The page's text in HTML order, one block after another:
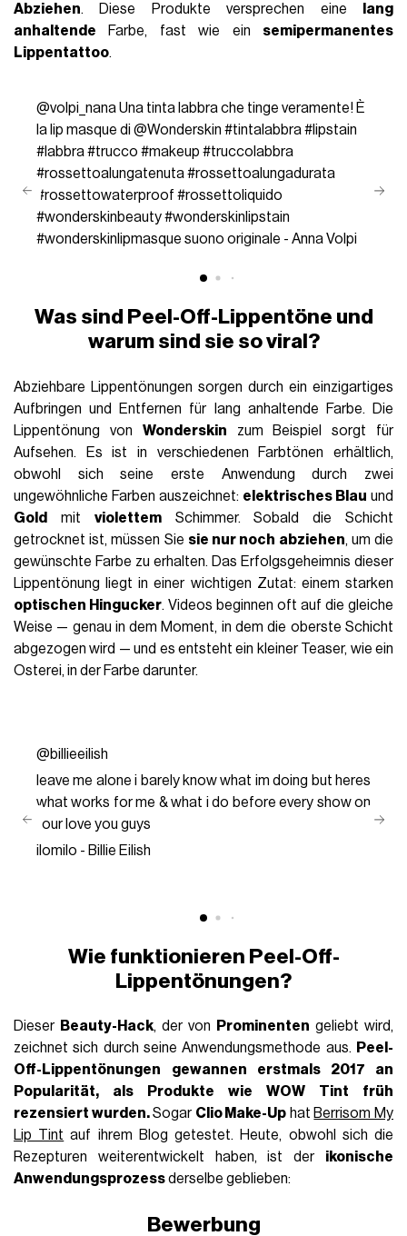
Abziehen. Diese Produkte versprechen eine
lang
anhaltende
Farbe, fast wie ein
semipermanentes
Lippentattoo.
@volpi_nanaUna tinta labbra che tinge veramente! È
la lip masque di @Wonderskin #tintalabbra#lipstain
#labbra#trucco #makeup #truccolabbra
#rossettoalungatenuta#rossettoalungadurata
#rossettowaterproof #rossettoliquido
#wonderskinbeauty#wonderskinlipstain
#wonderskinlipmasque suono originale - Anna Volpi
Was sind Peel-Off-Lippentöne und
warum sind sie so viral?
Abziehbare Lippentönungen sorgen durch ein einzigartiges
Aufbringen und Entfernen für lang anhaltende Farbe. Die
Lippentönung von Wonderskin zum Beispiel sorgt für
Aufsehen. Es ist in verschiedenen Farbtönen erhältlich,
obwohl sich seine erste Anwendung durch zwei
ungewöhnliche Farben auszeichnet: elektrisches Blau und
Gold
mit violettemSchimmer. Sobald die Schicht
getrocknet ist, müssen Sie sie nur noch abziehen, um die
gewünschte Farbe zu erhalten. Das Erfolgsgeheimnis dieser
Lippentönung liegt in einer wichtigen Zutat: einem starken
optischen Hingucker. Videos beginnen oft auf die gleiche
Weise — genau in dem Moment, in dem die oberste Schicht
abgezogen wird — und es entsteht ein kleiner Teaser, wie ein
Osterei, in der Farbe darunter.
@billieeilish
leave me alone i barely know what im doing but heres
what works for me & what i do before every show on
tour love you guys
ilomilo - Billie Eilish
Wie funktionieren Peel-Off-
Lippentönungen?
Dieser Beauty-Hack, der von Prominenten geliebt wird,
zeichnet sich durch seine Anwendungsmethode aus. Peel-
Off-Lippentönungen
gewannen erstmals 2017 an
Popularität, als Produkte wie WOW Tint früh
rezensiert wurden.Sogar Clio Make-Up hat Berrisom My
Lip Tint auf ihrem Blog getestet. Heute, obwohl sich die
Rezepturen weiterentwickelt haben, ist der ikonische
Anwendungsprozessderselbe geblieben:
Bewerbung